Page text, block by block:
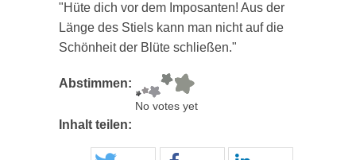
"Hüte dich vor dem Imposanten! Aus der
Länge des Stiels kann man nicht auf die
Schönheit der Blüte schließen."
Abstimmen:
No votes yet
Inhalt teilen: